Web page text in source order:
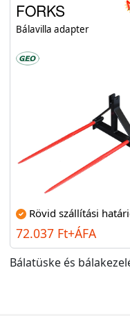
FORKS
Bálavilla adapter
Rövid szállítási
72.037 Ft+ÁFA
Bálatüske és